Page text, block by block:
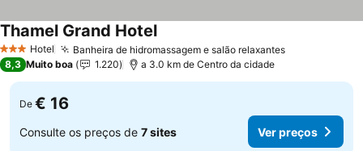
3 EstrelasHotel Banheira de hidromassagem e salão relaxantes
Thamel Grand Hotel
8,3 Muito boa 1.220 a 3.0 km de Centro da cidade
De € 16
Consulte os preços de 7 sites Ver preços